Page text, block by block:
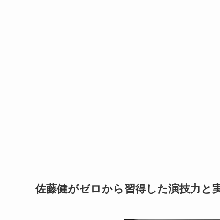
佐藤健がゼロから習得した演技力と